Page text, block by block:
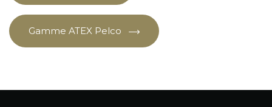
Gamme ATEX Pelco